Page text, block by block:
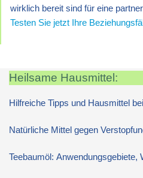
wirklich bereit sind für eine
Testen Sie jetzt Ihre
Heilsame Hausmittel:
Hilfreiche Tipps und Hausmittel
Natürliche Mittel gegen
Teebaumöl: Anwendungsgebiete,